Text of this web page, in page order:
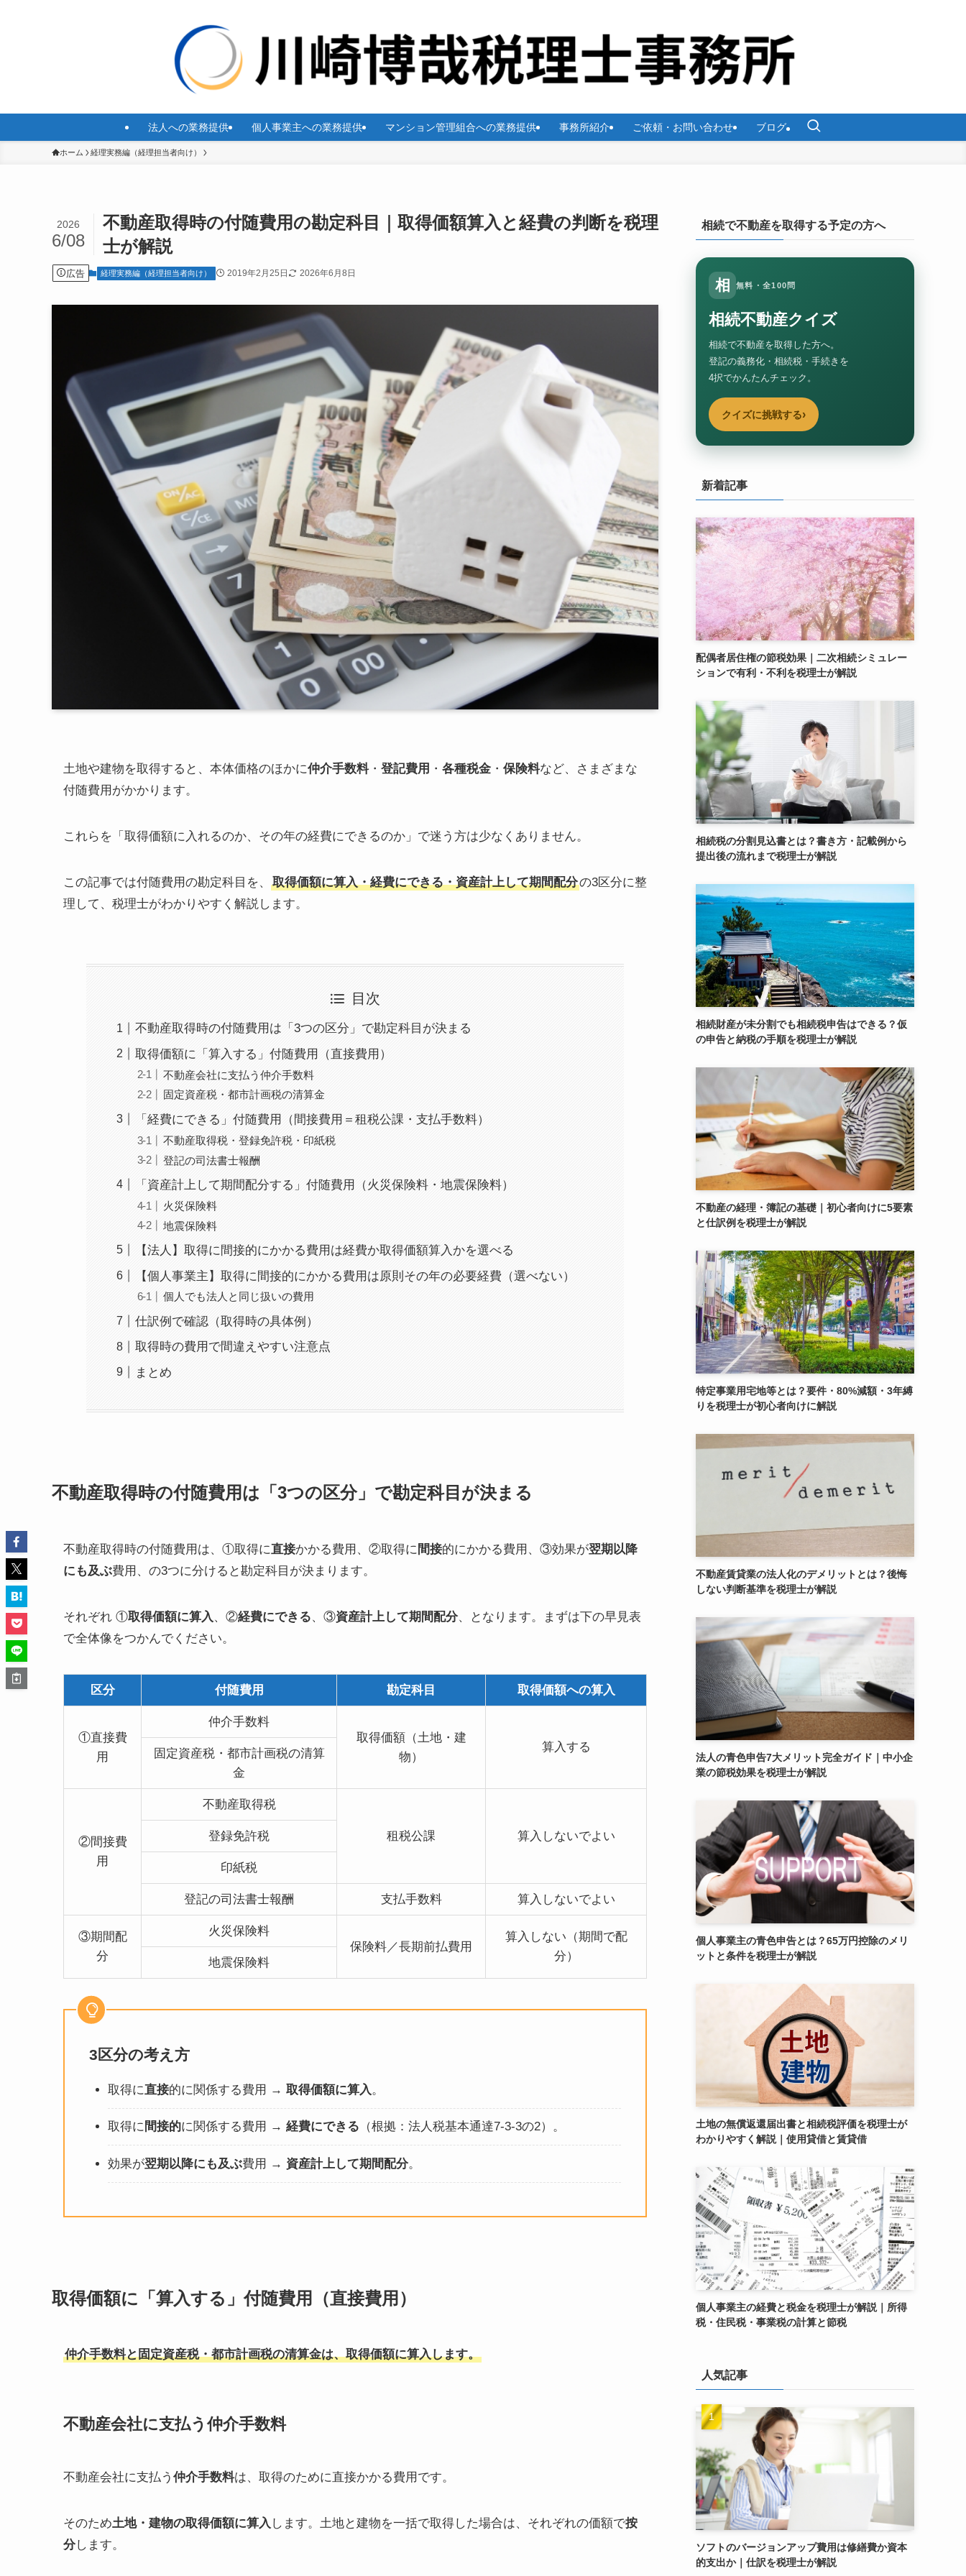
法人への業務提供 個人事業主への業務提供 マンション管理組合への業務提供 事務所紹介 ご依頼・お問い合わせ ブログ
ホーム 経理実務編（経理担当者向け）
不動産取得時の付随費用の勘定科目｜取得価額算入と経費の判断を税理
士が解説
2026
6/08
広告 経理実務編（経理担当者向け） 2019年2月25日 2026年6月8日
土地や建物を取得すると、本体価格のほかに仲介手数料・ 登記費用 ・ 各種税金 ・ 保険料など、さまざまな
付随費用がかかります。
これらを「取得価額に入れるのか、その年の経費にできるのか」で迷う方は少なくありません。
この記事では付随費用の勘定科目を、 取得価額に算入・経費にできる・資産計上して期間配分の3区分に整
理して、税理士がわかりやすく解説します。
目次
不動産取得時の付随費用は「3つの区分」で勘定科目が決まる
取得価額に「算入する」付随費用（直接費用）
不動産会社に支払う仲介手数料
固定資産税・都市計画税の清算金
「経費にできる」付随費用（間接費用＝租税公課・支払手数料）
不動産取得税・登録免許税・印紙税
登記の司法書士報酬
「資産計上して期間配分する」付随費用（火災保険料・地震保険料）
火災保険料
地震保険料
【法人】取得に間接的にかかる費用は経費か取得価額算入かを選べる
【個人事業主】取得に間接的にかかる費用は原則その年の必要経費（選べない）
個人でも法人と同じ扱いの費用
仕訳例で確認（取得時の具体例）
取得時の費用で間違えやすい注意点
まとめ
不動産取得時の付随費用は「3つの区分」で勘定科目が決まる
不動産取得時の付随費用は、①取得に直接かかる費用、②取得に 間接的にかかる費用、③効果が翌期以降
にも及ぶ費用、の3つに分けると勘定科目が決まります。
それぞれ ①取得価額に算入、②経費にできる、③資産計上して期間配分、となります。まずは下の早見表
で全体像をつかんでください。
区分 付随費用 勘定科目 取得価額への算入
①直接費
用
仲介手数料
取得価額（土地・建
物）
算入する
固定資産税・都市計画税の清算
金
②間接費
用
不動産取得税
租税公課 算入しないでよい
登録免許税
印紙税
登記の司法書士報酬 支払手数料 算入しないでよい
③期間配
分
火災保険料
保険料／長期前払費用
算入しない（期間で配
分）
地震保険料
3区分の考え方
取得に直接的に関係する費用 → 取得価額に算入。
取得に 間接的に関係する費用 → 経費にできる （根拠：法人税基本通達7-3-3の2）。
効果が翌期以降にも及ぶ費用 → 資産計上して期間配分。
取得価額に「算入する」付随費用（直接費用）
仲介手数料と固定資産税・都市計画税の清算金は、取得価額に算入します。
不動産会社に支払う仲介手数料
不動産会社に支払う 仲介手数料は、取得のために直接かかる費用です。
そのため土地・建物の取得価額に算入 します。土地と建物を一括で取得した場合は、それぞれの価額で按
分します。
相続で不動産を取得する予定の方へ
相 無料・全100問
相続不動産クイズ
相続で不動産を取得した方へ。
登記の義務化・相続税・手続きを
4択でかんたんチェック。
クイズに挑戦する›
新着記事
配偶者居住権の節税効果｜二次相続シミュレー
ションで有利・不利を税理士が解説
相続税の分割見込書とは？書き方・記載例から
提出後の流れまで税理士が解説
相続財産が未分割でも相続税申告はできる？仮
の申告と納税の手順を税理士が解説
不動産の経理・簿記の基礎｜初心者向けに5要素
と仕訳例を税理士が解説
特定事業用宅地等とは？要件・80%減額・3年縛
りを税理士が初心者向けに解説
不動産賃貸業の法人化のデメリットとは？後悔
しない判断基準を税理士が解説
法人の青色申告7大メリット完全ガイド｜中小企
業の節税効果を税理士が解説
個人事業主の青色申告とは？65万円控除のメリ
ットと条件を税理士が解説
土地の無償返還届出書と相続税評価を税理士が
わかりやすく解説｜使用貸借と賃貸借
個人事業主の経費と税金を税理士が解説｜所得
税・住民税・事業税の計算と節税
人気記事
ソフトのバージョンアップ費用は修繕費か資本
的支出か｜仕訳を税理士が解説